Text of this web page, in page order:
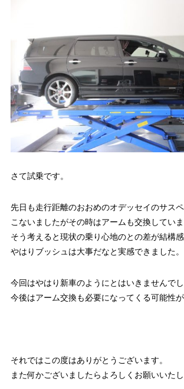
さて試乗です。
先日も走行距離のおおめのオデッセイのサス
こないましたがその時はアームも交換していま
そう考えると現状の乗り心地のとの差が結構感
やはりブッシュは大事だなと実感できました。
今回はやはり新車のようにとはいきませんでし
今後はアーム交換も必要になってくる可能性が
それではこの度はありがとうございます。
また何かございましたらよろしくお願いいたし